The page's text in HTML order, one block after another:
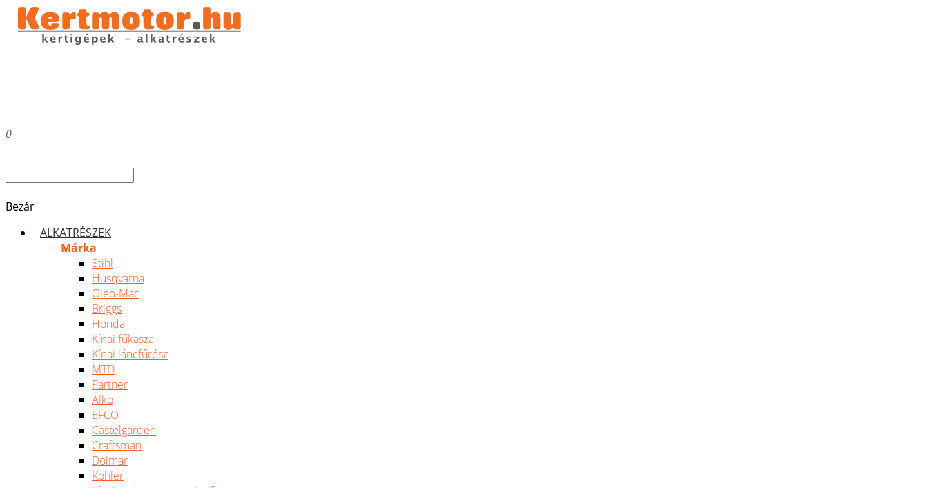
0
Bezár
ALKATRÉSZEK
Márka
Stihl
Husqvarna
Oleo-Mac
Briggs
Honda
Kínai fűkasza
Kínai láncfűrész
MTD
Partner
Alko
EFCO
Castelgarden
Craftsman
Dolmar
Kohler